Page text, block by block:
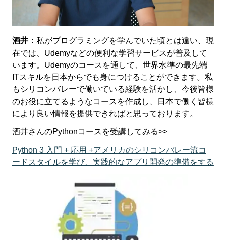
酒井： 私がプログラミングを学んでいた頃とは違い、現
在では、Udemyなどの便利な学習サービスが普及して
います。Udemyのコースを通して、世界水準の最先端
ITスキルを日本からでも身につけることができます。私
もシリコンバレーで働いている経験を活かし、今後皆様
のお役に立てるようなコースを作成し、日本で働く皆様
により良い情報を提供できればと思っております。
酒井さんのPythonコースを受講してみる>>
Python 3 入門 + 応用 +アメリカのシリコンバレー流コ
ードスタイルを学び、実践的なアプリ開発の準備をする